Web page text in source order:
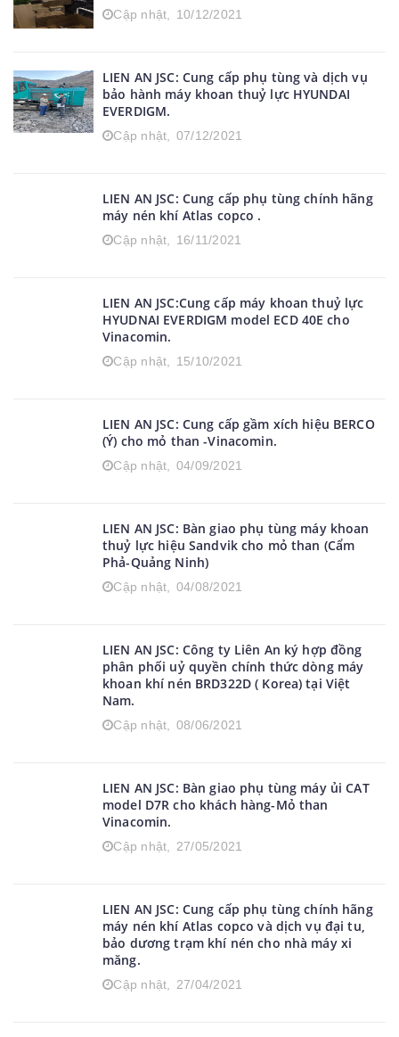
Cập nhật, 10/12/2021
LIEN AN JSC: Cung cấp phụ tùng và dịch vụ
bảo hành máy khoan thuỷ lực HYUNDAI
EVERDIGM.
Cập nhật, 07/12/2021
LIEN AN JSC: Cung cấp phụ tùng chính hãng
máy nén khí Atlas copco .
Cập nhật, 16/11/2021
LIEN AN JSC:Cung cấp máy khoan thuỷ lực
HYUDNAI EVERDIGM model ECD 40E cho
Vinacomin.
Cập nhật, 15/10/2021
LIEN AN JSC: Cung cấp gầm xích hiệu BERCO
(Ý) cho mỏ than -Vinacomin.
Cập nhật, 04/09/2021
LIEN AN JSC: Bàn giao phụ tùng máy khoan
thuỷ lực hiệu Sandvik cho mỏ than (Cẩm
Phả-Quảng Ninh)
Cập nhật, 04/08/2021
LIEN AN JSC: Công ty Liên An ký hợp đồng
phân phối uỷ quyền chính thức dòng máy
khoan khí nén BRD322D ( Korea) tại Việt
Nam.
Cập nhật, 08/06/2021
LIEN AN JSC: Bàn giao phụ tùng máy ủi CAT
model D7R cho khách hàng-Mỏ than
Vinacomin.
Cập nhật, 27/05/2021
LIEN AN JSC: Cung cấp phụ tùng chính hãng
máy nén khí Atlas copco và dịch vụ đại tu,
bảo dương trạm khí nén cho nhà máy xi
măng.
Cập nhật, 27/04/2021